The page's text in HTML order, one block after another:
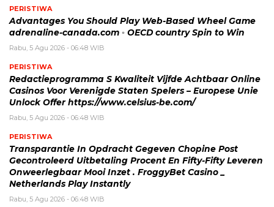
PERISTIWA
Advantages You Should Play Web-Based Wheel Game
adrenaline-canada.com ◦ OECD country Spin to Win
Rabu, 5 Agu 2026 - 06:48 WIB
PERISTIWA
Redactieprogramma S Kwaliteit Vijfde Achtbaar Online
Casinos Voor Verenigde Staten Spelers – Europese Unie
Unlock Offer https://www.celsius-be.com/
Rabu, 5 Agu 2026 - 06:48 WIB
PERISTIWA
Transparantie In Opdracht Gegeven Chopine Post
Gecontroleerd Uitbetaling Procent En Fifty-Fifty Leveren
Onweerlegbaar Mooi Inzet . FroggyBet Casino _
Netherlands Play Instantly
Rabu, 5 Agu 2026 - 06:48 WIB